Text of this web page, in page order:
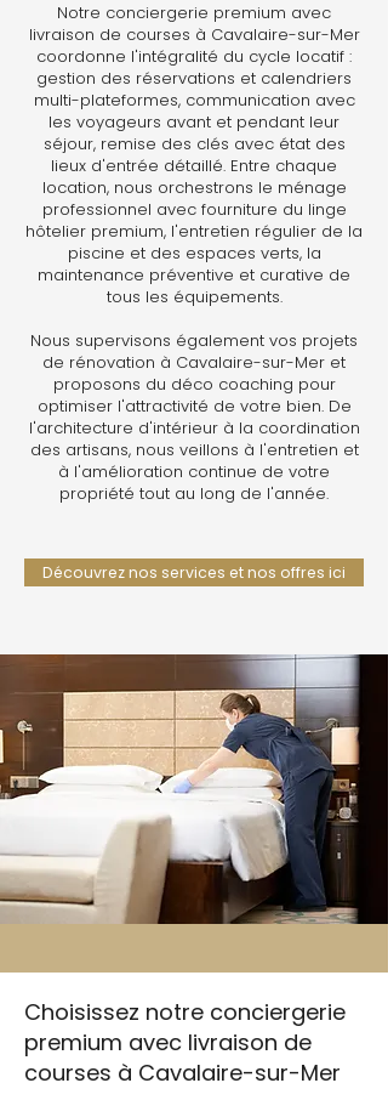
Notre conciergerie premium avec
livraison de courses à Cavalaire-sur-Mer
coordonne l'intégralité du cycle locatif :
gestion des réservations et calendriers
multi-plateformes, communication avec
les voyageurs avant et pendant leur
séjour, remise des clés avec état des
lieux d'entrée détaillé. Entre chaque
location, nous orchestrons le ménage
professionnel avec fourniture du linge
hôtelier premium, l'entretien régulier de la
piscine et des espaces verts, la
maintenance préventive et curative de
tous les équipements.
Nous supervisons également vos projets
de rénovation à Cavalaire-sur-Mer et
proposons du déco coaching pour
optimiser l'attractivité de votre bien. De
l'architecture d'intérieur à la coordination
des artisans, nous veillons à l'entretien et
à l'amélioration continue de votre
propriété tout au long de l'année.
Découvrez nos services et nos offres ici
Choisissez notre conciergerie
premium avec livraison de
courses à Cavalaire-sur-Mer